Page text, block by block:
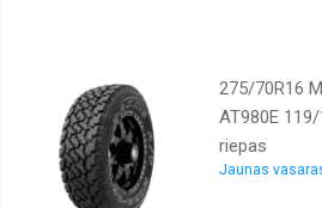
275/70R16
AT980E
riepas
Jaunas